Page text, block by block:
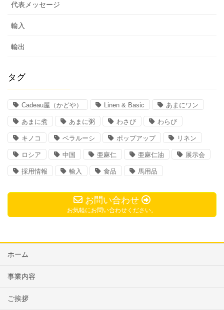
代表メッセージ
輸入
輸出
タグ
Cadeau屋（かどや） Linen & Basic あまにワン
あまに煮 あまに粥 わさび わらび
キノコ ベラルーシ ポップアップ リネン
ロシア 中国 亜麻仁 亜麻仁油 展示会
採用情報 輸入 食品 馬用品
お問い合わせ
お気軽にお問い合わせください。
ホーム
事業内容
ご挨拶